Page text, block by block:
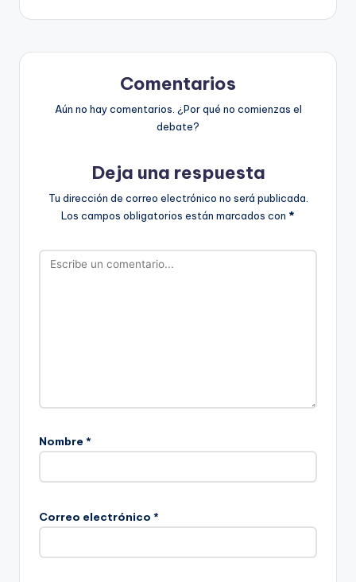
Comentarios
Aún no hay comentarios. ¿Por qué no comienzas el
debate?
Deja una respuesta
Tu dirección de correo electrónico no será publicada.
Los campos obligatorios están marcados con *
Nombre *
Correo electrónico *